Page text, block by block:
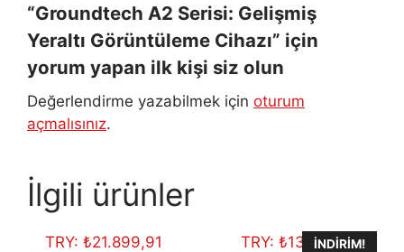
“Groundtech A2 Serisi: Gelişmiş
Yeraltı Görüntüleme Cihazı” için
yorum yapan ilk kişi siz olun
Değerlendirme yazabilmek için oturum
açmalısınız.
İlgili ürünler
TRY: ₺21.899,91 TRY: ₺13.296,38
İNDIRIM!